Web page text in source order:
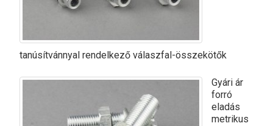
tanúsítvánnyal rendelkező válaszfal-összekötők
Gyári ár
forró
eladás
metrikus